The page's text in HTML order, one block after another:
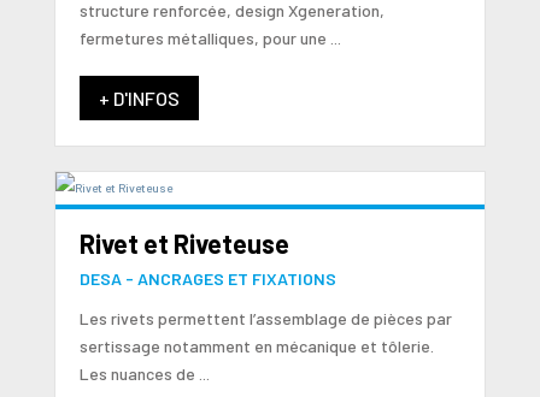
structure renforcée, design Xgeneration,
fermetures métalliques, pour une ...
+ D'INFOS
Rivet et Riveteuse
DESA - ANCRAGES ET FIXATIONS
Les rivets permettent l’assemblage de pièces par
sertissage notamment en mécanique et tôlerie.
Les nuances de ...